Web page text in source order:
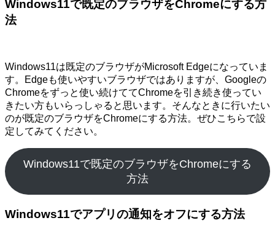
Windows11で既定のブラウザをChromeにする方
法
Windows11は既定のブラウザがMicrosoft Edgeになっていま
す。Edgeも使いやすいブラウザではありますが、Googleの
Chromeをずっと使い続けててChromeを引き続き使ってい
きたい方もいらっしゃると思います。そんなときに行いたい
のが既定のブラウザをChromeにする方法。ぜひこちらで設
定してみてください。
Windows11で既定のブラウザをChromeにする
方法
Windows11でアプリの通知をオフにする方法